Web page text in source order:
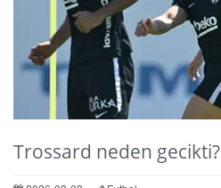
Trossard neden gecikti?